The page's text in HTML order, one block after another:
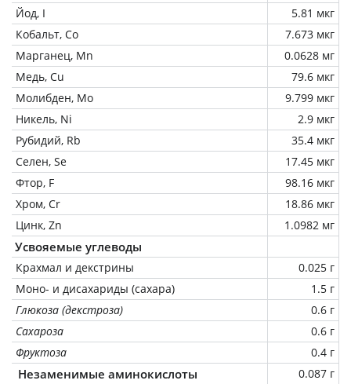
Йод, I
5.81 мкг
Кобальт, Co
7.673 мкг
Марганец, Mn
0.0628 мг
Медь, Cu
79.6 мкг
Молибден, Mo
9.799 мкг
Никель, Ni
2.9 мкг
Рубидий, Rb
35.4 мкг
Селен, Se
17.45 мкг
Фтор, F
98.16 мкг
Хром, Cr
18.86 мкг
Цинк, Zn
1.0982 мг
Усвояемые углеводы
Крахмал и декстрины
0.025 г
Моно- и дисахариды (сахара)
1.5 г
Глюкоза (декстроза)
0.6 г
Сахароза
0.6 г
Фруктоза
0.4 г
Незаменимые аминокислоты
0.087 г